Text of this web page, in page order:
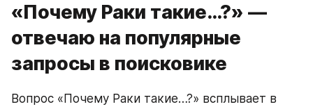
«Почему Раки такие…?» —
отвечаю на популярные
запросы в поисковике
Вопрос «Почему Раки такие…?» всплывает в